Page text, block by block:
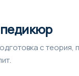
с теория,